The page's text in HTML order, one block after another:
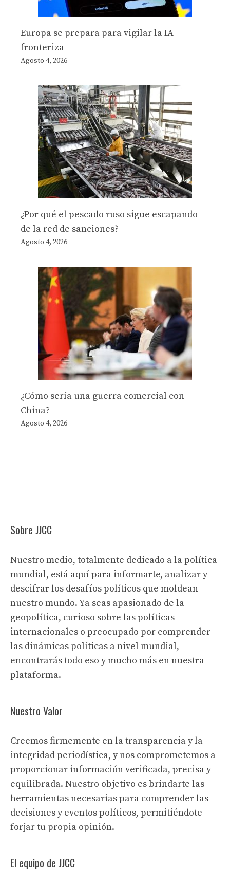
Europa se prepara para vigilar la IA
fronteriza
Agosto 4, 2026
¿Por qué el pescado ruso sigue escapando
de la red de sanciones?
Agosto 4, 2026
¿Cómo sería una guerra comercial con
China?
Agosto 4, 2026
Sobre JJCC
Nuestro medio, totalmente dedicado a la política
mundial, está aquí para informarte, analizar y
descifrar los desafíos políticos que moldean
nuestro mundo. Ya seas apasionado de la
geopolítica, curioso sobre las políticas
internacionales o preocupado por comprender
las dinámicas políticas a nivel mundial,
encontrarás todo eso y mucho más en nuestra
plataforma.
Nuestro Valor
Creemos firmemente en la transparencia y la
integridad periodística, y nos comprometemos a
proporcionar información verificada, precisa y
equilibrada. Nuestro objetivo es brindarte las
herramientas necesarias para comprender las
decisiones y eventos políticos, permitiéndote
forjar tu propia opinión.
El equipo de JJCC